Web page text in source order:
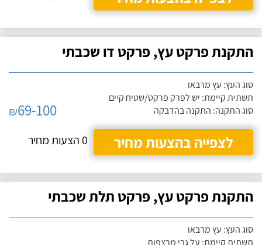
התקנת פרקט עץ, פרקט דו שכבתי
סוג העץ: עץ מרבאו
תשתית קיימת: יש לפרק פרקט/שטיח קיים
סוג התקנה: התקנה בהדבקה
₪69-100
לצפייה בהצעות מחיר
0 הצעות מחיר
התקנת פרקט עץ, פרקט תלת שכבתי
סוג העץ: עץ מרבאו
תשתית קיימת: על גבי מרצפות